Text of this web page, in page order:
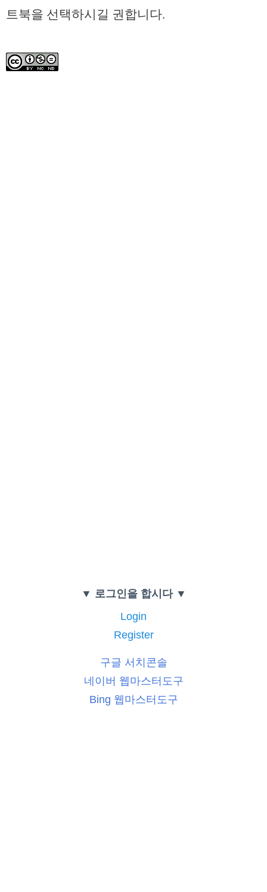
트북을 선택하시길 권합니다.
▼ 로그인을 합시다 ▼
Login
Register
구글 서치콘솔
네이버 웹마스터도구
Bing 웹마스터도구